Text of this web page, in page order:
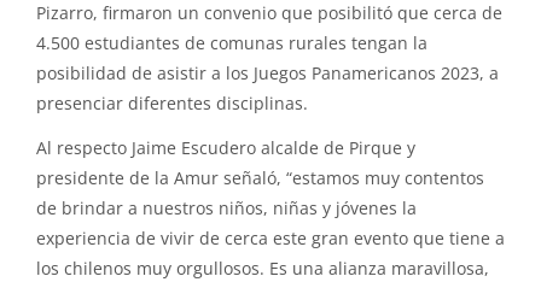
Pizarro, firmaron un convenio que posibilitó que cerca de
4.500 estudiantes de comunas rurales tengan la
posibilidad de asistir a los Juegos Panamericanos 2023, a
presenciar diferentes disciplinas.
Al respecto Jaime Escudero alcalde de Pirque y
presidente de la Amur señaló, “estamos muy contentos
de brindar a nuestros niños, niñas y jóvenes la
experiencia de vivir de cerca este gran evento que tiene a
los chilenos muy orgullosos. Es una alianza maravillosa,